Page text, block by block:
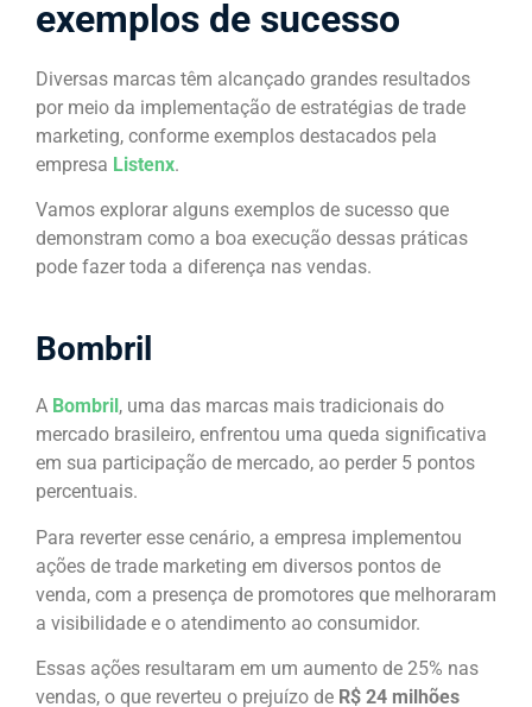
exemplos de sucesso
Diversas marcas têm alcançado grandes resultados
por meio da implementação de estratégias de trade
marketing, conforme exemplos destacados pela
empresa Listenx.
Vamos explorar alguns exemplos de sucesso que
demonstram como a boa execução dessas práticas
pode fazer toda a diferença nas vendas.
Bombril
A Bombril , uma das marcas mais tradicionais do
mercado brasileiro, enfrentou uma queda significativa
em sua participação de mercado, ao perder 5 pontos
percentuais.
Para reverter esse cenário, a empresa implementou
ações de trade marketing em diversos pontos de
venda, com a presença de promotores que melhoraram
a visibilidade e o atendimento ao consumidor.
Essas ações resultaram em um aumento de 25% nas
vendas, o que reverteu o prejuízo de R$ 24 milhões